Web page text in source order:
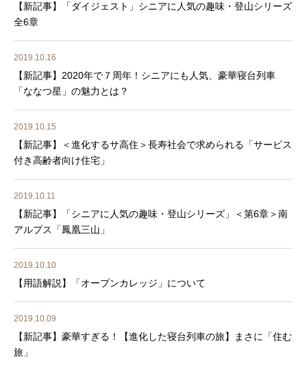
【新記事】「ダイジェスト」シニアに人気の趣味・登山シリーズ
全6章
2019.10.16
【新記事】2020年で７周年！シニアにも人気、豪華寝台列車
「ななつ星」の魅力とは？
2019.10.15
【新記事】＜進化するサ高住＞長寿社会で求められる「サービス
付き高齢者向け住宅」
2019.10.11
【新記事】「シニアに人気の趣味・登山シリーズ」＜第6章＞南
アルプス「鳳凰三山」
2019.10.10
【用語解説】「オープンカレッジ」について
2019.10.09
【新記事】豪華すぎる！【進化した寝台列車の旅】まさに「住む
旅」